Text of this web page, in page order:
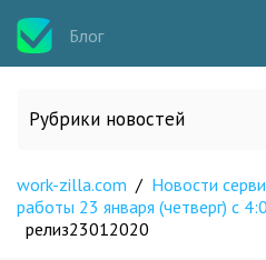
Блог
Рубрики новостей
Все статьи
work-zilla.com / Новости
работы 23 января (четверг) с
релиз23012020